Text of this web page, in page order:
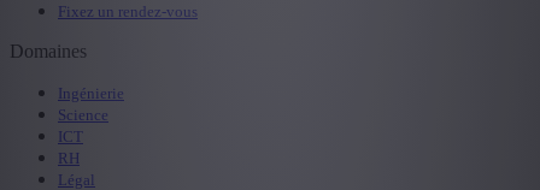
Fixez un rendez-vous
Domaines
Ingénierie
Science
ICT
RH
Légal